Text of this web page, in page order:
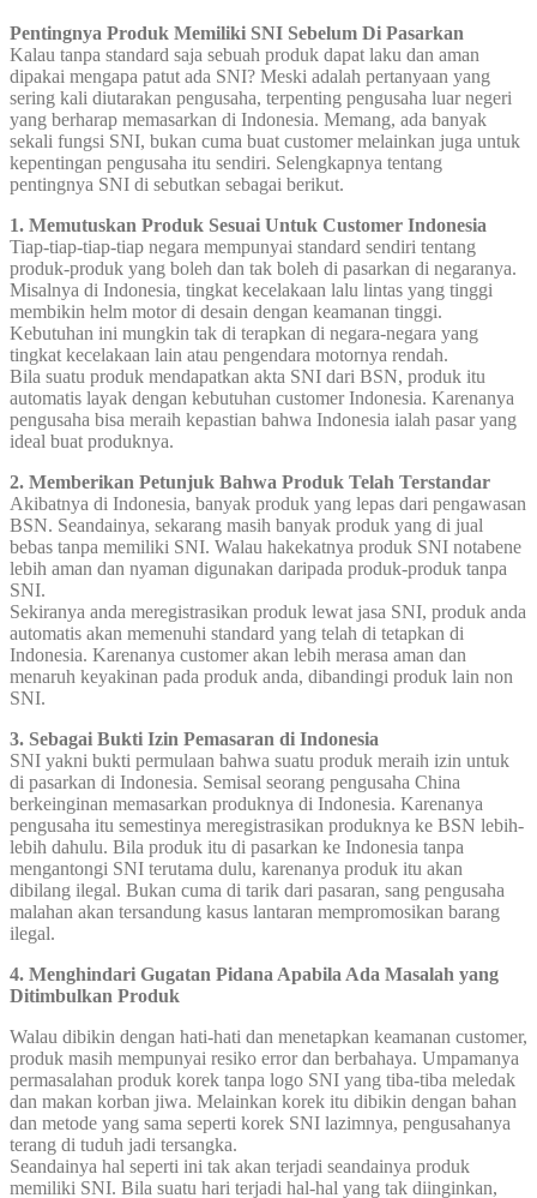
Pentingnya Produk Memiliki SNI Sebelum Di Pasarkan
Kalau tanpa standard saja sebuah produk dapat laku dan aman
dipakai mengapa patut ada SNI? Meski adalah pertanyaan yang
sering kali diutarakan pengusaha, terpenting pengusaha luar negeri
yang berharap memasarkan di Indonesia. Memang, ada banyak
sekali fungsi SNI, bukan cuma buat customer melainkan juga untuk
kepentingan pengusaha itu sendiri. Selengkapnya tentang
pentingnya SNI di sebutkan sebagai berikut.
1. Memutuskan Produk Sesuai Untuk Customer Indonesia
Tiap-tiap-tiap-tiap negara mempunyai standard sendiri tentang
produk-produk yang boleh dan tak boleh di pasarkan di negaranya.
Misalnya di Indonesia, tingkat kecelakaan lalu lintas yang tinggi
membikin helm motor di desain dengan keamanan tinggi.
Kebutuhan ini mungkin tak di terapkan di negara-negara yang
tingkat kecelakaan lain atau pengendara motornya rendah.
Bila suatu produk mendapatkan akta SNI dari BSN, produk itu
automatis layak dengan kebutuhan customer Indonesia. Karenanya
pengusaha bisa meraih kepastian bahwa Indonesia ialah pasar yang
ideal buat produknya.
2. Memberikan Petunjuk Bahwa Produk Telah Terstandar
Akibatnya di Indonesia, banyak produk yang lepas dari pengawasan
BSN. Seandainya, sekarang masih banyak produk yang di jual
bebas tanpa memiliki SNI. Walau hakekatnya produk SNI notabene
lebih aman dan nyaman digunakan daripada produk-produk tanpa
SNI.
Sekiranya anda meregistrasikan produk lewat jasa SNI, produk anda
automatis akan memenuhi standard yang telah di tetapkan di
Indonesia. Karenanya customer akan lebih merasa aman dan
menaruh keyakinan pada produk anda, dibandingi produk lain non
SNI.
3. Sebagai Bukti Izin Pemasaran di Indonesia
SNI yakni bukti permulaan bahwa suatu produk meraih izin untuk
di pasarkan di Indonesia. Semisal seorang pengusaha China
berkeinginan memasarkan produknya di Indonesia. Karenanya
pengusaha itu semestinya meregistrasikan produknya ke BSN lebih-
lebih dahulu. Bila produk itu di pasarkan ke Indonesia tanpa
mengantongi SNI terutama dulu, karenanya produk itu akan
dibilang ilegal. Bukan cuma di tarik dari pasaran, sang pengusaha
malahan akan tersandung kasus lantaran mempromosikan barang
ilegal.
4. Menghindari Gugatan Pidana Apabila Ada Masalah yang
Ditimbulkan Produk
Walau dibikin dengan hati-hati dan menetapkan keamanan customer,
produk masih mempunyai resiko error dan berbahaya. Umpamanya
permasalahan produk korek tanpa logo SNI yang tiba-tiba meledak
dan makan korban jiwa. Melainkan korek itu dibikin dengan bahan
dan metode yang sama seperti korek SNI lazimnya, pengusahanya
terang di tuduh jadi tersangka.
Seandainya hal seperti ini tak akan terjadi seandainya produk
memiliki SNI. Bila suatu hari terjadi hal-hal yang tak diinginkan,